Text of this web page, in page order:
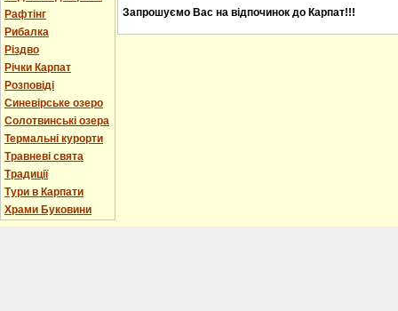
Рафтінг
Рибалка
Різдво
Річки Карпат
Розповіді
Синевірське озеро
Солотвинські озера
Термальні курорти
Травневі свята
Традиції
Тури в Карпати
Храми Буковини
Запрошуємо Вас на відпочинок до Карпат!!!